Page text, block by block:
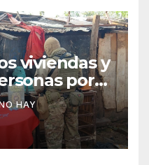
viviendas y
por
en
HAY